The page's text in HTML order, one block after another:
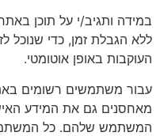
במידה ותגיב/י על תוכן
ללא הגבלת זמן, כדי שנוכל
העוקבות באופן אוטומטי.
עבור משתמשים רשומים
מאחסנים גם את המידע
המשתמש שלהם. כל